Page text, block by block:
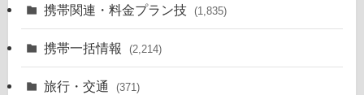
携帯関連・料金プラン技 (1,835)
携帯一括情報 (2,214)
旅行・交通 (371)